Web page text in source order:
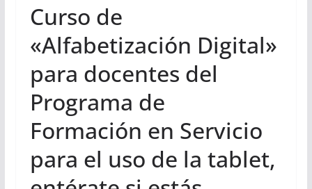
Curso de
«Alfabetización Digital»
para docentes del
Programa de
Formación en Servicio
para el uso de la tablet,